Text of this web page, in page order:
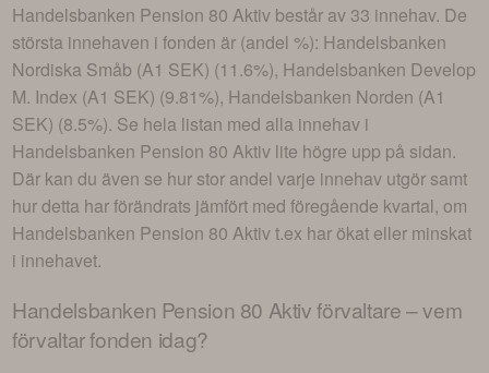
Handelsbanken Pension 80 Aktiv består av 33 innehav. De
största innehaven i fonden är (andel %): Handelsbanken
Nordiska Småb (A1 SEK) (11.6%), Handelsbanken Develop
M. Index (A1 SEK) (9.81%), Handelsbanken Norden (A1
SEK) (8.5%). Se hela listan med alla innehav i
Handelsbanken Pension 80 Aktiv lite högre upp på sidan.
Där kan du även se hur stor andel varje innehav utgör samt
hur detta har förändrats jämfört med föregående kvartal, om
Handelsbanken Pension 80 Aktivt.ex har ökat eller minskat
i innehavet.
Handelsbanken Pension 80 Aktivförvaltare – vem
förvaltar fonden idag?